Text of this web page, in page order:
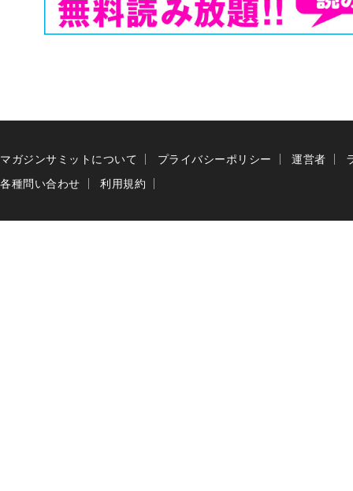
マガジンサミットについて プライバシーポリシー 運営者
各種問い合わせ
利用規約